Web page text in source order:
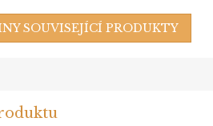
SOUVISEJÍCÍ PRODUKTY